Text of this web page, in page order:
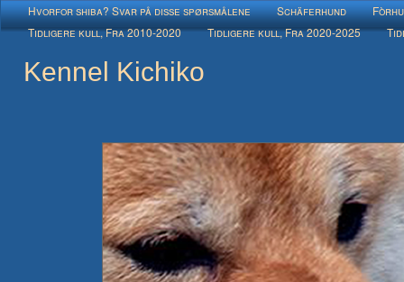
Hvorfor shiba? Svar på disse spørsmålene Schäferhund
Tidligere kull, Fra 2010-2020
Tidligere kull, Fra 2020-2025
Kennel Kichiko